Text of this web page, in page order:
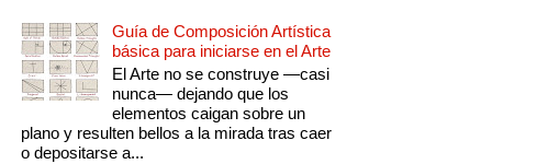
Guía de Composición Artística
básica para iniciarse en el Arte
El Arte no se construye —casi
nunca— dejando que los
elementos caigan sobre un
plano y resulten bellos a la mirada tras caer
o depositarse a...